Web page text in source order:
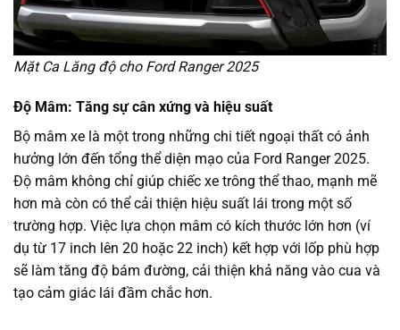
Mặt Ca Lăng độ cho Ford Ranger 2025
Độ Mâm: Tăng sự cân xứng và hiệu suất
Bộ mâm xe là một trong những chi tiết ngoại thất có ảnh
hưởng lớn đến tổng thể diện mạo của Ford Ranger 2025.
Độ mâm không chỉ giúp chiếc xe trông thể thao, mạnh mẽ
hơn mà còn có thể cải thiện hiệu suất lái trong một số
trường hợp. Việc lựa chọn mâm có kích thước lớn hơn (ví
dụ từ 17 inch lên 20 hoặc 22 inch) kết hợp với lốp phù hợp
sẽ làm tăng độ bám đường, cải thiện khả năng vào cua và
tạo cảm giác lái đầm chắc hơn.